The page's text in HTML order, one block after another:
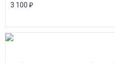
3 100 ₽